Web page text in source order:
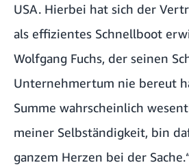
USA. Hierbei hat sich der
als effizientes Schnellboot
Wolfgang Fuchs, der seinen
Unternehmertum nie bereut
Summe wahrscheinlich
meiner Selbständigkeit, bin
ganzem Herzen bei der